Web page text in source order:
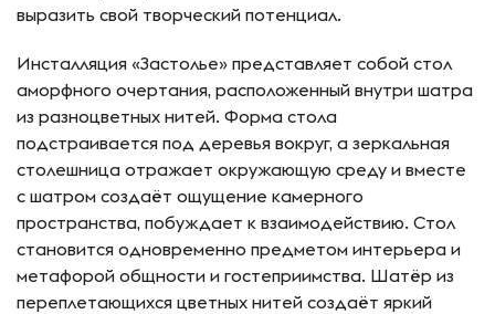
выразить свой творческий потенциал.
Инсталляция «Застолье» представляет собой стол
аморфного очертания, расположенный внутри шатра
из разноцветных нитей. Форма стола
подстраивается под деревья вокруг, а зеркальная
столешница отражает окружающую среду и вместе
с шатром создаёт ощущение камерного
пространства, побуждает к взаимодействию. Стол
становится одновременно предметом интерьера и
метафорой общности и гостеприимства. Шатёр из
переплетающихся цветных нитей создаёт яркий